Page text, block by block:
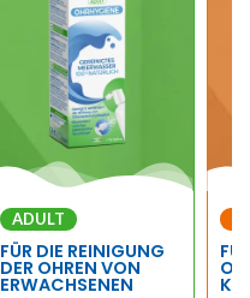
ADULT
FÜR DIE REINIGUNG
DER OHREN VON
ERWACHSENEN